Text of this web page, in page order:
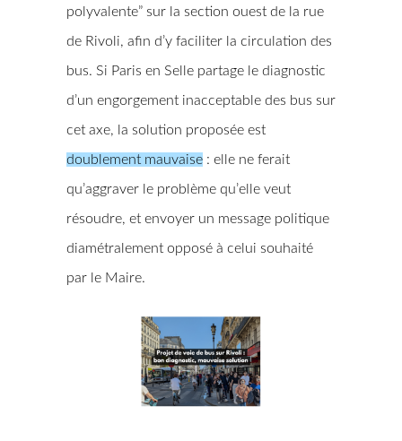
polyvalente” sur la section ouest de la rue
de Rivoli, afin d’y faciliter la circulation des
bus. Si Paris en Selle partage le diagnostic
d’un engorgement inacceptable des bus sur
cet axe, la solution proposée est
doublement mauvaise : elle ne ferait
qu’aggraver le problème qu’elle veut
résoudre, et envoyer un message politique
diamétralement opposé à celui souhaité
par le Maire.